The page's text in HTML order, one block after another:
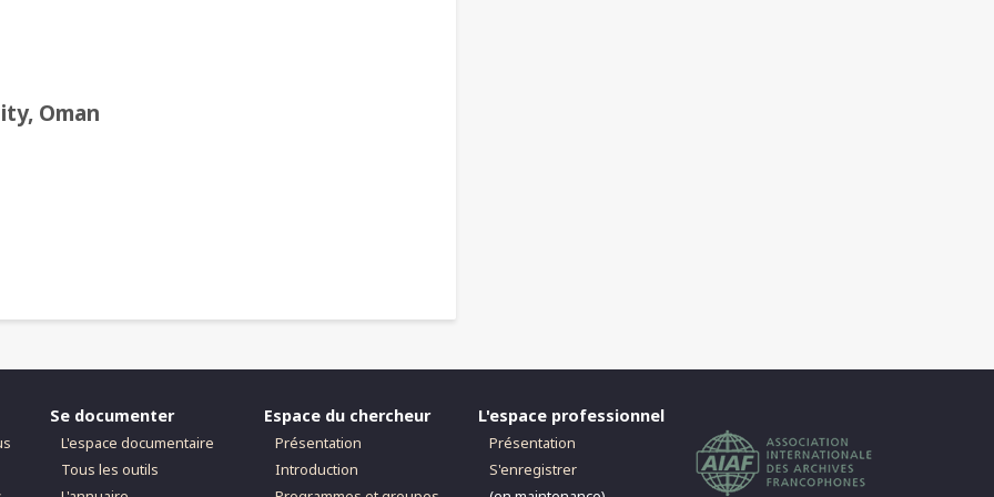
Oman
Se documenter
L'espace documentaire
Tous les outils
Espace du chercheur
Présentation
Introduction
L'espace professionnel
Présentation
S'enregistrer